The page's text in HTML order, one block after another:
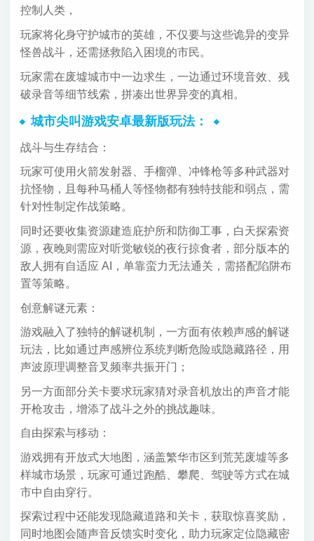
控制人类，
玩家将化身守护城市的英雄，不仅要与这些诡异的变异
怪兽战斗，还需拯救陷入困境的市民。
玩家需在废墟城市中一边求生，一边通过环境音效、残
破录音等细节线索，拼凑出世界异变的真相。
城市尖叫游戏安卓最新版玩法：
战斗与生存结合：
玩家可使用火箭发射器、手榴弹、冲锋枪等多种武器对
抗怪物，且每种马桶人等怪物都有独特技能和弱点，需
针对性制定作战策略。
同时还要收集资源建造庇护所和防御工事，白天探索资
源，夜晚则需应对听觉敏锐的夜行掠食者，部分版本的
敌人拥有自适应 AI，单靠蛮力无法通关，需搭配陷阱布
置等策略。
创意解谜元素：
游戏融入了独特的解谜机制，一方面有依赖声感的解谜
玩法，比如通过声感辨位系统判断危险或隐藏路径，用
声波原理调整音叉频率共振开门；
另一方面部分关卡要求玩家猜对录音机放出的声音才能
开枪攻击，增添了战斗之外的挑战趣味。
自由探索与移动：
游戏拥有开放式大地图，涵盖繁华市区到荒芜废墟等多
样城市场景，玩家可通过跑酷、攀爬、驾驶等方式在城
市中自由穿行。
探索过程中还能发现隐藏道路和关卡，获取惊喜奖励，
同时地图会随声音反馈实时变化，助力玩家定位隐藏密